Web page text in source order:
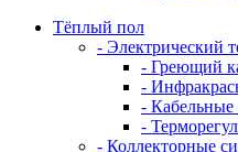
Тёплый пол
- Электрический
- Греющий
-
-
-
- Коллекторные